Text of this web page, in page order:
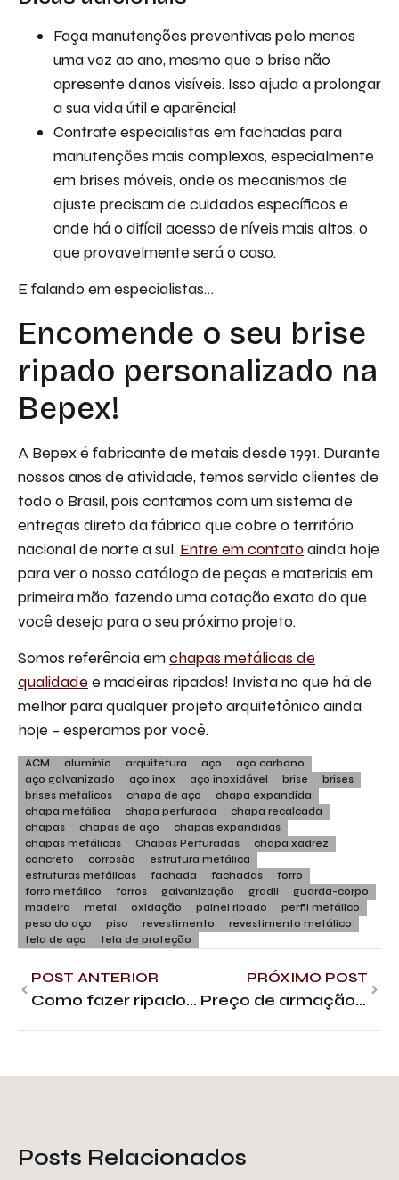
Faça manutenções preventivas pelo menos
uma vez ao ano, mesmo que o brise não
apresente danos visíveis. Isso ajuda a prolongar
a sua vida útil e aparência!
Contrate especialistas em fachadas para
manutenções mais complexas, especialmente
em brises móveis, onde os mecanismos de
ajuste precisam de cuidados específicos e
onde há o difícil acesso de níveis mais altos, o
que provavelmente será o caso.
E falando em especialistas…
Encomende o seu brise
ripado personalizado na
Bepex!
A Bepex é fabricante de metais desde 1991. Durante
nossos anos de atividade, temos servido clientes de
todo o Brasil, pois contamos com um sistema de
entregas direto da fábrica que cobre o território
nacional de norte a sul. Entre em contatoainda hoje
para ver o nosso catálogo de peças e materiais em
primeira mão, fazendo uma cotação exata do que
você deseja para o seu próximo projeto.
Somos referência emchapas metálicas de
qualidade e madeiras ripadas! Invista no que há de
melhor para qualquer projeto arquitetônico ainda
hoje – esperamos por você.
ACM alumínio arquitetura aço
aço carbono
aço galvanizado
aço inox aço inoxidável brise
brises
brises metálicos
chapa de aço
chapa expandida
chapa metálica
chapa perfurada
chapa recalcada
chapas
chapas de aço
chapas expandidas
chapas metálicas
Chapas Perfuradas
chapa xadrez
concreto
corrosão
estrutura metálica
estruturas metálicas
fachada fachadas
forro
forro metálico
forros galvanização gradil
guarda-corpo
madeira
metal oxidação painel ripado
perfil metálico
peso do aço
piso revestimento
revestimento metálico
tela de aço
tela de proteção
POST ANTERIOR
Como fazer ripados na fachada? Dimensões e materiais
PRÓXIMO POST
Preço de armação por kg: guia de compra
Posts Relacionados